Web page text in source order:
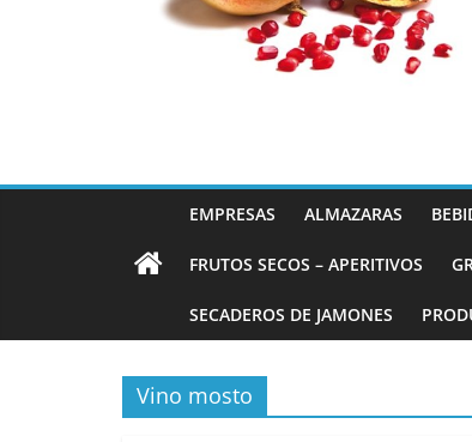
EMPRESAS ALMAZARAS
FRUTOS SECOS – APERITIVOS
SECADEROS DE JAMONES
Vino mosto